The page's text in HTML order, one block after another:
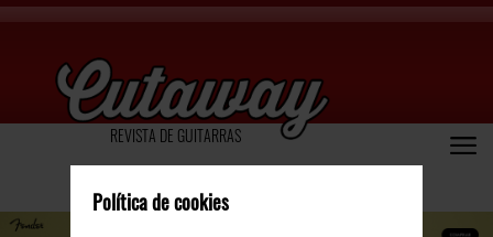
REVISTA DE GUITARRAS
Política de cookies